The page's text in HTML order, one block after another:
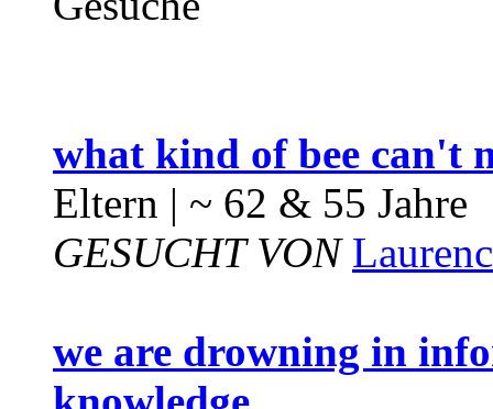
what kind of bee can't
Eltern | ~ 62 & 55 Jahre
GESUCHT VON
we are drowning in